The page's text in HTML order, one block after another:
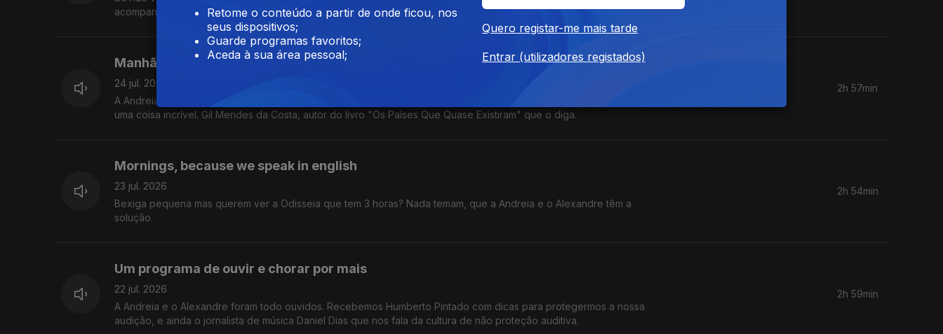
acompanhar tudo isto.
Manhãs geográficas
24 jul. 2026
A Andreia e o Alexandre descobriram uma biblioteca que fica tanto nos EUA como no Canadá. Realmente a geografia é
uma coisa incrível. Gil Mendes da Costa, autor do livro "Os Países Que Quase Existiram" que o diga.
2h 57min
Mornings, because we speak in english
23 jul. 2026
Bexiga pequena mas querem ver a Odisseia que tem 3 horas? Nada temam, que a Andreia e o Alexandre têm a
solução.
2h 54min
Um programa de ouvir e chorar por mais
22 jul. 2026
A Andreia e o Alexandre foram todo ouvidos. Recebemos Humberto Pintado com dicas para protegermos a nossa
audição, e ainda o jornalista de música Daniel Dias que nos fala da cultura de não proteção auditiva.
2h 59min
Retome o conteúdo a partir de onde ficou, nos
seus dispositivos;
Guarde programas favoritos;
Aceda à sua área pessoal;
Quero registar-me mais tarde
Entrar (utilizadores registados)